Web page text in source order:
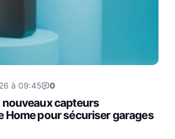
à 09:45 0
capteurs
Home pour sécuriser garages